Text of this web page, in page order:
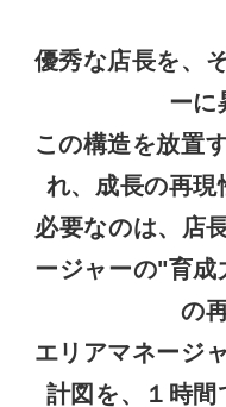
優秀な店長を、
ーに
この構造を放置
れ、成長の再現
必要なのは、店
ージャーの"育成
の
エリアマネージ
計図を、１時間